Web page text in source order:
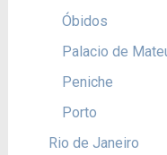
Óbidos
Palacio de
Peniche
Porto
Rio de Janeiro